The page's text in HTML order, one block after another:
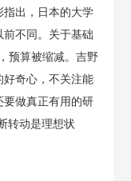
指出，日本的大学
不同。关于基础
预算被缩减。吉野
好奇心，不关注能
要做真正有用的研
转动是理想状